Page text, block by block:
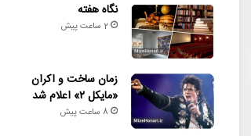
نگاه هفته
2 ساعت پیش
زمان ساخت و اکران
«مایکل ۲» اعلام شد
8 ساعت پیش